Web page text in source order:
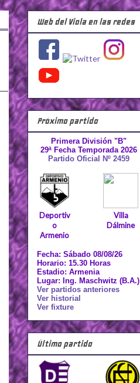
Web del Viola en las redes
Próximo partido
Primera División "B"
29ª Fecha Temporada 2026
Partido Oficial Nº 2459
Deportiv
o
Armenio
Villa
Dálmine
Fecha: Sábado 08/08/26
Horario: 15.30 Horas
Estadio: Armenia
Lugar: Ing. Maschwitz (B.A.)
Ver partidos anteriores
Ver historial
Ver fixture
Último partido